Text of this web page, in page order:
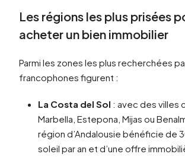
Les régions les plus prisées
acheter un bien immobilier
Parmi les zones les plus recherchées
francophones figurent :
La Costa del Sol : avec des villes
Marbella, Estepona, Mijas ou
région d’Andalousie bénéficie de
soleil par an et d’une offre